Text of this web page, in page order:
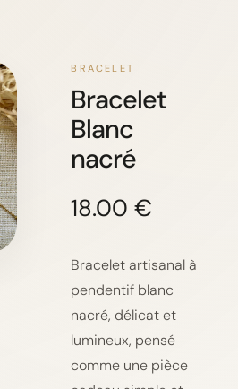
BRACELET
Bracelet
Blanc
nacré
18.00 €
Bracelet artisanal à
pendentif blanc
nacré, délicat et
lumineux, pensé
comme une pièce